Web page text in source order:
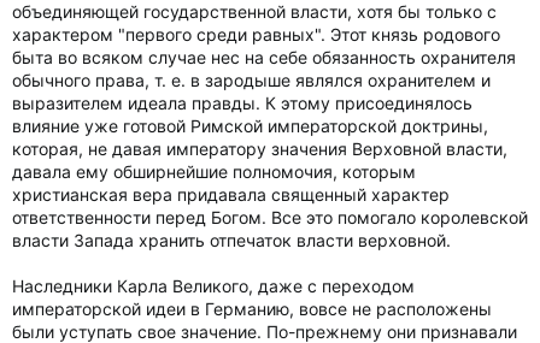
объединяющей государственной власти, хотя бы только с
характером "первого среди равных". Этот князь родового
быта во всяком случае нес на себе обязанность охранителя
обычного права, т. е. в зародыше являлся охранителем и
выразителем идеала правды. К этому присоединялось
влияние уже готовой Римской императорской доктрины,
которая, не давая императору значения Верховной власти,
давала ему обширнейшие полномочия, которым
христианская вера придавала священный характер
ответственности перед Богом. Все это помогало королевской
власти Запада хранить отпечаток власти верховной.
Наследники Карла Великого, даже с переходом
императорской идеи в Германию, вовсе не расположены
были уступать свое значение. По-прежнему они признавали